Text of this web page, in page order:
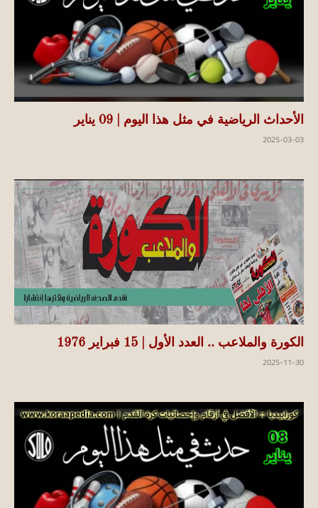
الأحداث الرياضية في مثل هذا اليوم | 09 يناير
2025-03-03
الكورة والملاعب .. العدد الأول | 15 فبراير 1976
2025-11-30